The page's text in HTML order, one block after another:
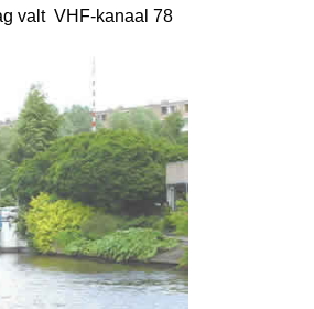
valt VHF-kanaal 78